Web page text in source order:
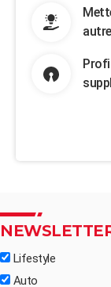
Lifestyle
Auto